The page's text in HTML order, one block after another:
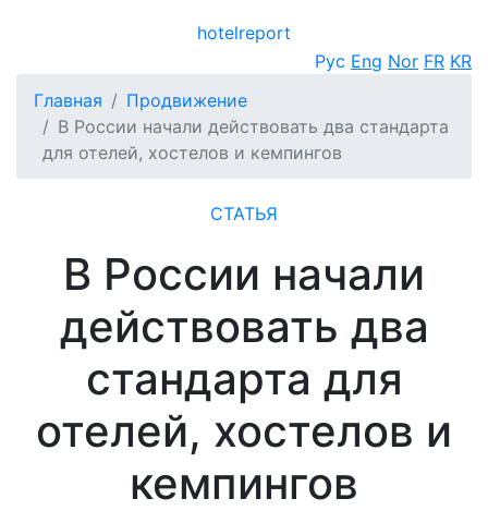
hotelreport
Рус Eng Nor FR KR
Главная
Продвижение
В России начали действовать два стандарта
для отелей, хостелов и кемпингов
СТАТЬЯ
В России начали
действовать два
стандарта для
отелей, хостелов и
кемпингов